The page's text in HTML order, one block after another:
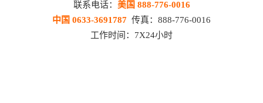
联系电话： 美国 888-776-0016
中国 0633-3691787 传真：888-776-0016
工作时间：7X24小时